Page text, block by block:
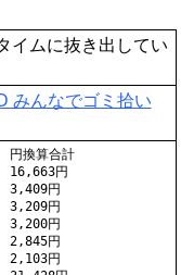
ムに抜き出してい
みんなでゴミ拾い